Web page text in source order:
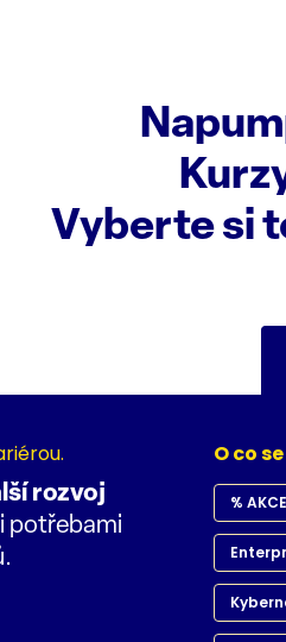
Vyberte si
rozvoj
potřebami
O co
%